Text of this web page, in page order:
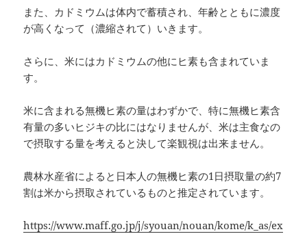
また、カドミウムは体内で蓄積され、年齢とともに濃度
が高くなって（濃縮されて）いきます。
さらに、米にはカドミウムの他にヒ素も含まれていま
す。
米に含まれる無機ヒ素の量はわずかで、特に無機ヒ素含
有量の多いヒジキの比にはなりませんが、米は主食なの
で摂取する量を考えると決して楽観視は出来ません。
農林水産省によると日本人の無機ヒ素の1日摂取量の約7
割は米から摂取されているものと推定されています。
https://www.maff.go.jp/j/syouan/nouan/kome/k_as/ex